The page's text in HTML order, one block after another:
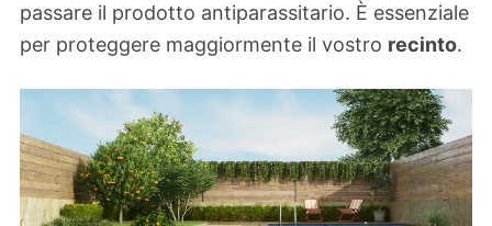
passare il prodotto antiparassitario. È essenziale
per proteggere maggiormente il vostro recinto.